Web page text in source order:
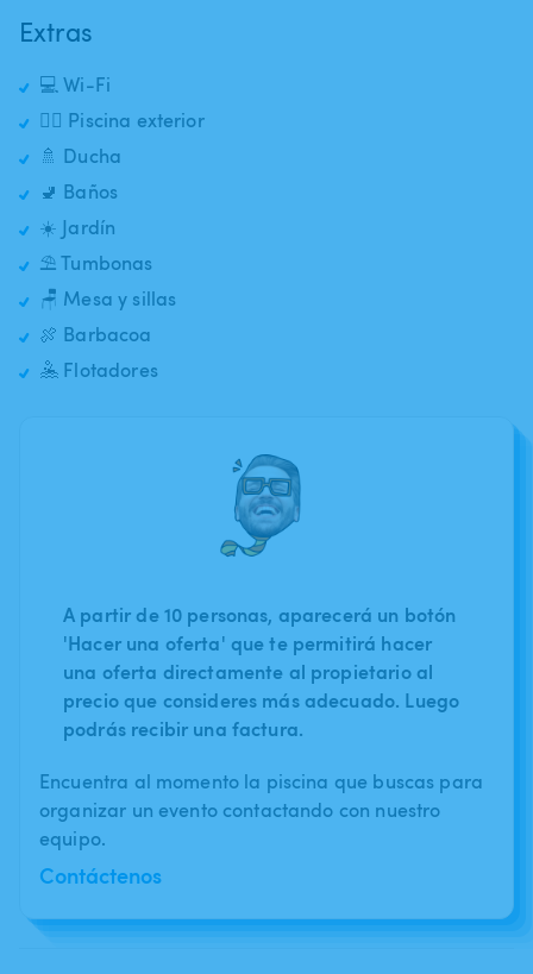
Extras
💻 Wi-Fi
🏊‍♂️ Piscina exterior
🚿 Ducha
🚽 Baños
☀️ Jardín
⛱️ Tumbonas
🪑 Mesa y sillas
🍖 Barbacoa
🤽 Flotadores
A partir de 10 personas, aparecerá un botón
'Hacer una oferta' que te permitirá hacer
una oferta directamente al propietario al
precio que consideres más adecuado. Luego
podrás recibir una factura.
Encuentra al momento la piscina que buscas para
organizar un evento contactando con nuestro
equipo.
Contáctenos